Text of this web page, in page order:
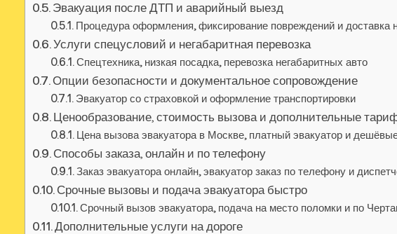
Эвакуация после ДТП и аварийный выезд
Процедура оформления, фиксирование повреждений и доставка
Услуги спецусловий и негабаритная перевозка
Спецтехника, низкая посадка, перевозка негабаритных авто
Опции безопасности и документальное сопровождение
Эвакуатор со страховкой и оформление транспортировки
Ценообразование, стоимость вызова и дополнительные
Цена вызова эвакуатора в Москве, платный эвакуатор и
Способы заказа, онлайн и по телефону
Заказ эвакуатора онлайн, эвакуатор заказ по телефону и
Срочные вызовы и подача эвакуатора быстро
Срочный вызов эвакуатора, подача на место поломки и по
Дополнительные услуги на дороге